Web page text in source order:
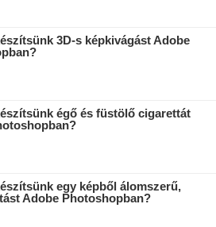
3D-s képkivágást Adobe
égő és füstölő cigarettát
egy képből álomszerű,
Adobe Photoshopban?